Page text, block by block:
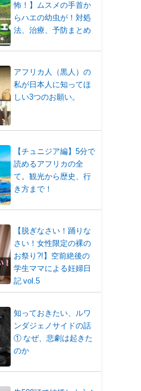
怖！】ムスメの手首か
らハエの幼虫が！対処
法、治療、予防まとめ
アフリカ人（黒人）の
私が日本人に知ってほ
しい3つのお願い。
【チュニジア編】5分で
読めるアフリカの全
て。観光から歴史、行
き方まで！
【脱ぎなさい！踊りな
さい！女性限定の裸の
お祭り?!】空前絶後の
学生ママによる妊婦日
記 vol.5
知っておきたい、ルワ
ンダジェノサイドの話
① なぜ、悲劇は起きた
のか